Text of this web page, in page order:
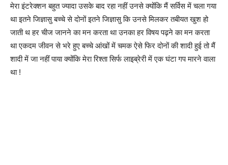
मेरा इंटरेक्शन बहुत ज्यादा उसके बाद रहा नहीं उनसे क्योंकि मैं सर्विस में चला गया
था इतने जिज्ञासु बच्चे से दोनों इतने जिज्ञासु कि उनसे मिलकर तबीयत खुश हो
जाती थ हर चीज जानने का मन करता था उनका हर विषय पढ़ने का मन करता
था एकदम जीवन से भरे हुए बच्चे आंखों में चमक ऐसे फिर दोनों की शादी हुई तो मैं
शादी में जा नहीं पाया क्योंकि मेरा रिश्ता सिर्फ लाइब्रेरी में एक घंटा गप मारने वाला
था !